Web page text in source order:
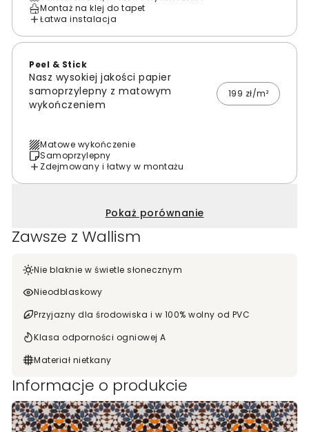
Montaż na klej do tapet
Łatwa instalacja
Peel & Stick
Nasz wysokiej jakości papier
samoprzylepny z matowym
wykończeniem
199 zł/m²
Matowe wykończenie
Samoprzylepny
Zdejmowany i łatwy w montażu
Pokaż porównanie
Zawsze z Wallism
Nie blaknie w świetle słonecznym
Nieodblaskowy
Przyjazny dla środowiska i w 100% wolny od PVC
Klasa odporności ogniowej A
Materiał nietkany
Informacje o produkcie